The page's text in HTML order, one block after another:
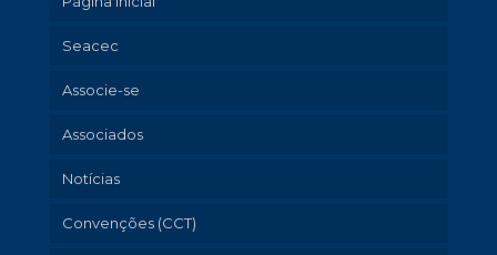
Seacec
Associe-se
Associados
Notícias
Convenções (CCT)